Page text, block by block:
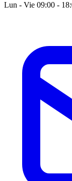
Lun - Vie 09:00 -